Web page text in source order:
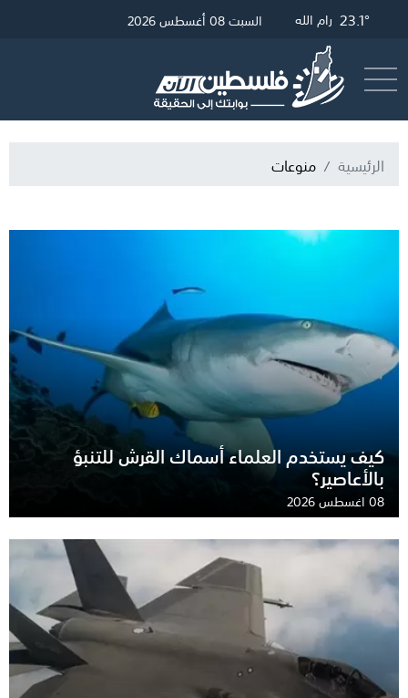
27.89° غزة 23.34° القدس 23.1° رام الله السبت 08 أغسطس 2026
الرئيسية منوعات
كيف يستخدم العلماء أسماك القرش للتنبؤ
بالأعاصير؟
08 اغسطس 2026